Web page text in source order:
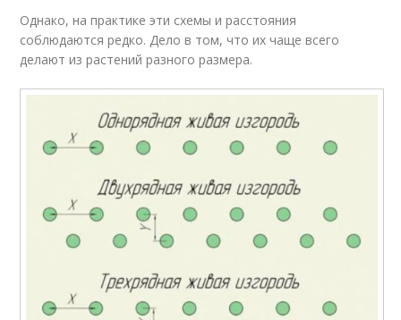
Однако, на практике эти схемы и расстояния
соблюдаются редко. Дело в том, что их чаще всего
делают из растений разного размера.